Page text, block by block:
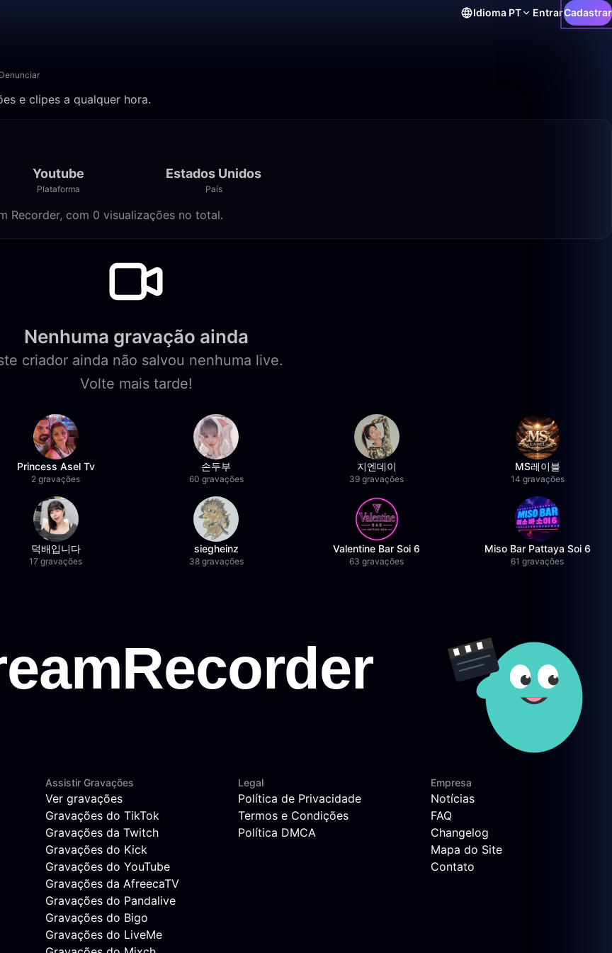
Idioma PT EntrarCadastrar
Denunciar
e clipes a qualquer hora.
Youtube
Plataforma
Estados Unidos
País
Recorder, com 0 visualizações no total.
Nenhuma gravação ainda
criador ainda não salvou nenhuma live.
Volte mais tarde!
Princess Asel Tv
2 gravações
손두부
60 gravações
지엔데이
39 gravações
MS레이블
14 gravações
덕배입니다
17 gravações
siegheinz
38 gravações
Valentine Bar Soi 6
63 gravações
Miso Bar Pattaya Soi 6
61 gravações
Assistir Gravações
Ver gravações
Gravações do TikTok
Gravações da Twitch
Gravações do Kick
Gravações do YouTube
Gravações da AfreecaTV
Gravações do Pandalive
Gravações do Bigo
Gravações do LiveMe
Legal
Política de Privacidade
Termos e Condições
Política DMCA
Empresa
Notícias
FAQ
Changelog
Mapa do Site
Contato